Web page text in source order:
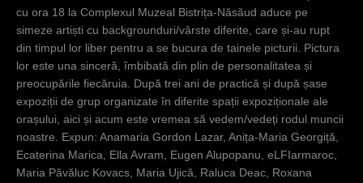
cu ora 18 la Complexul Muzeal Bistrița-Năsăud aduce pe
simeze artiști cu backgrounduri/vârste diferite, care și-au rupt
din timpul lor liber pentru a se bucura de tainele picturii. Pictura
lor este una sinceră, îmbibată din plin de personalitatea și
preocupările fiecăruia. După trei ani de practică și după șase
expoziții de grup organizate în diferite spații expoziționale ale
orașului, aici și acum este vremea să vedem/vedeți rodul muncii
noastre. Expun: Anamaria Gordon Lazar, Anița-Maria Georgiță,
Ecaterina Marica, Ella Avram, Eugen Alupopanu, eLFIarmaroc,
Maria Păvăluc Kovacs, Maria Ujică, Raluca Deac, Roxana